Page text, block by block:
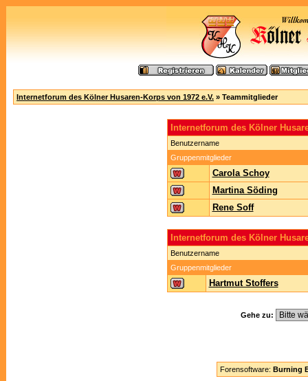
Internetforum des Kölner Husaren-Korps von 1972 e.V. » Teammitglieder
Internetforum des Kölner
Benutzername
Gruppenmitglieder
Carola Schoy
Martina Söding
Rene Soff
Internetforum des Kölner
Benutzername
Gruppenmitglieder
Hartmut Stoffers
Gehe zu:
Forensoftware: Burning